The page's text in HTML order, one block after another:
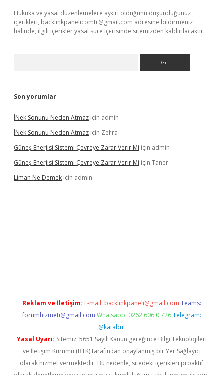
Hukuka ve yasal düzenlemelere aykırı olduğunu düşündüğünüz
içerikleri, backlinkpanelicomtr@gmail.com adresine bildirmeniz
halinde, ilgili içerikler yasal süre içerisinde sitemizden kaldırılacaktır.
Son yorumlar
İNek Sonunu Neden Atmaz için admin
İNek Sonunu Neden Atmaz için Zehra
Güneş Enerjisi Sistemi Çevreye Zarar Verir Mi için admin
Güneş Enerjisi Sistemi Çevreye Zarar Verir Mi için Taner
Liman Ne Demek için admin
Reklam ve İletişim: E-mail: backlinkpaneli@gmail.com Teams:
forumhizmeti@gmail.com Whatsapp: 0262 606 0 726 Telegram:
@karabul
Yasal Uyarı: Sitemiz, 5651 Sayılı Kanun gereğince Bilgi Teknolojileri
ve İletişim Kurumu (BTK) tarafından onaylanmış bir Yer Sağlayıcı
olarak hizmet vermektedir. Bu nedenle, sitedeki içerikleri proaktif